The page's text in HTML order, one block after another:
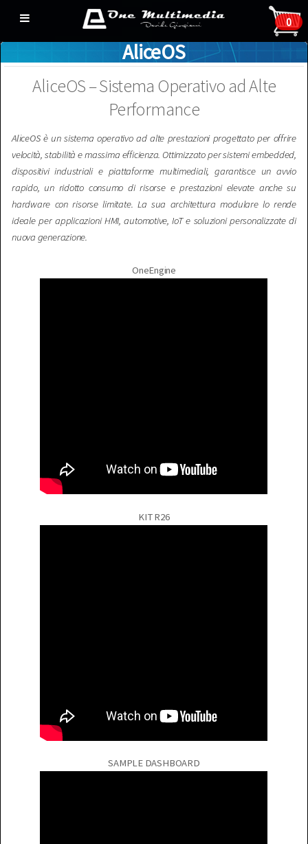
0
AliceOS
AliceOS – Sistema Operativo ad Alte
Performance
AliceOSè un sistema operativo ad alte prestazioni progettato per offrire
velocità, stabilità e massima efficienza. Ottimizzato per sistemi embedded,
dispositivi industriali e piattaforme multimediali, garantisce un avvio
rapido, un ridotto consumo di risorse e prestazioni elevate anche su
hardware con risorse limitate. La sua architettura modulare lo rende
ideale per applicazioni HMI, automotive, IoT e soluzioni personalizzate di
nuova generazione.
OneEngine
KIT R26
SAMPLE DASHBOARD